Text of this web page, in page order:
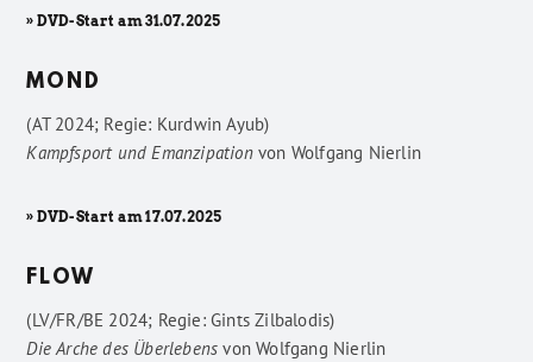
» DVD-Start am 31.07.2025
MOND
(AT 2024; Regie: Kurdwin Ayub)
Kampfsport und Emanzipationvon Wolfgang Nierlin
» DVD-Start am 17.07.2025
FLOW
(LV/FR/BE 2024; Regie: Gints Zilbalodis)
Die Arche des Überlebens vonWolfgang Nierlin